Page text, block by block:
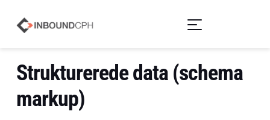
Strukturerede data (schema
markup)